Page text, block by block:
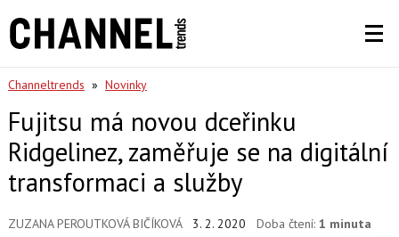
Channeltrends » Novinky
Fujitsu má novou dceřinku
Ridgelinez, zaměřuje se na digitální
transformaci a služby
ZUZANA PEROUTKOVÁ BIČÍKOVÁ 3. 2. 2020 Doba čtení: 1 minuta